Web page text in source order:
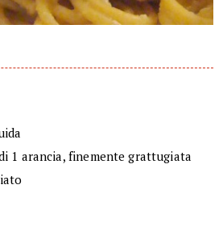
1 arancia, finemente grattugiata